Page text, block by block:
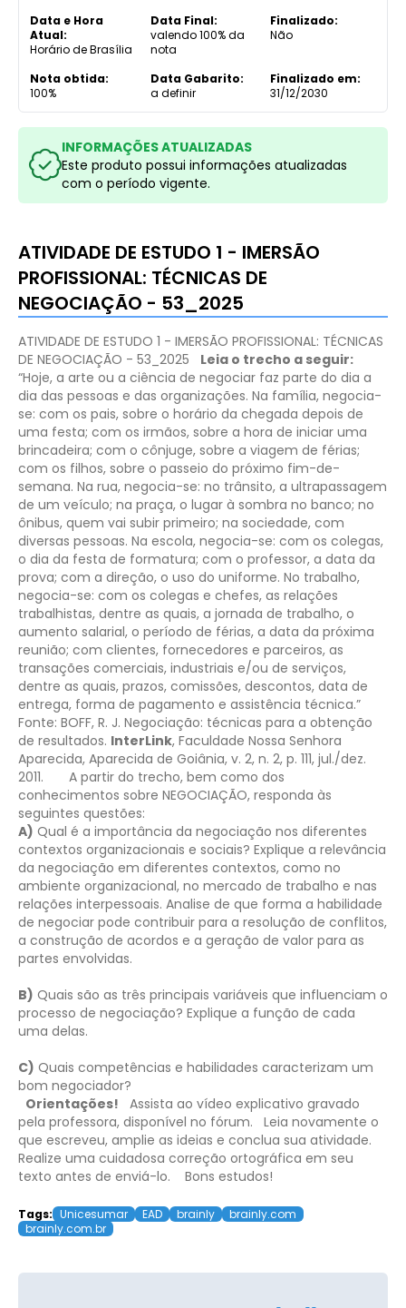
Data e Hora
Atual:
Horário de Brasília
Data Final:
valendo 100% da
nota
Finalizado:
Não
Nota obtida:
100%
Data Gabarito:
a definir
Finalizado em:
31/12/2030
INFORMAÇÕES ATUALIZADAS
Este produto possui informações atualizadas
com o período vigente.
ATIVIDADE DE ESTUDO 1 - IMERSÃO
PROFISSIONAL: TÉCNICAS DE
NEGOCIAÇÃO - 53_2025
ATIVIDADE DE ESTUDO 1 - IMERSÃO PROFISSIONAL: TÉCNICAS
DE NEGOCIAÇÃO - 53_2025
Leia o trecho a seguir:
“Hoje, a arte ou a ciência de negociar faz parte do dia a
dia das pessoas e das organizações. Na família, negocia-
se: com os pais, sobre o horário da chegada depois de
uma festa; com os irmãos, sobre a hora de iniciar uma
brincadeira; com o cônjuge, sobre a viagem de férias;
com os filhos, sobre o passeio do próximo fim-de-
semana. Na rua, negocia-se: no trânsito, a ultrapassagem
de um veículo; na praça, o lugar à sombra no banco; no
ônibus, quem vai subir primeiro; na sociedade, com
diversas pessoas. Na escola, negocia-se: com os colegas,
o dia da festa de formatura; com o professor, a data da
prova; com a direção, o uso do uniforme. No trabalho,
negocia-se: com os colegas e chefes, as relações
trabalhistas, dentre as quais, a jornada de trabalho, o
aumento salarial, o período de férias, a data da próxima
reunião; com clientes, fornecedores e parceiros, as
transações comerciais, industriais e/ou de serviços,
dentre as quais, prazos, comissões, descontos, data de
entrega, forma de pagamento e assistência técnica.”
Fonte: BOFF, R. J. Negociação: técnicas para a obtenção
de resultados. InterLink, Faculdade Nossa Senhora
Aparecida, Aparecida de Goiânia, v. 2, n. 2, p. 111, jul./dez.
2011.
A partir do trecho, bem como dos
conhecimentos sobre NEGOCIAÇÃO, responda às
seguintes questões:
A) Qual é a importância da negociação nos diferentes
contextos organizacionais e sociais? Explique a relevância
da negociação em diferentes contextos, como no
ambiente organizacional, no mercado de trabalho e nas
relações interpessoais. Analise de que forma a habilidade
de negociar pode contribuir para a resolução de conflitos,
a construção de acordos e a geração de valor para as
partes envolvidas.
B) Quais são as três principais variáveis que influenciam o
processo de negociação? Explique a função de cada
uma delas.
C) Quais competências e habilidades caracterizam um
bom negociador?
Orientações!
Assista ao vídeo explicativo gravado
pela professora, disponível no fórum.
Leia novamente o
que escreveu, amplie as ideias e conclua sua atividade.
Realize uma cuidadosa correção ortográfica em seu
texto antes de enviá-lo.
Bons estudos!
Tags: Unicesumar EAD brainly
brainly.com
brainly.com.br